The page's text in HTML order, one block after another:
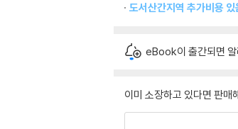
도서산간지역 추가비용
eBook이 출간되면 알
이미 소장하고 있다면 판매